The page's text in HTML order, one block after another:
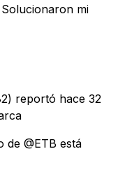
mi
reportó hace 32
de @ETB está